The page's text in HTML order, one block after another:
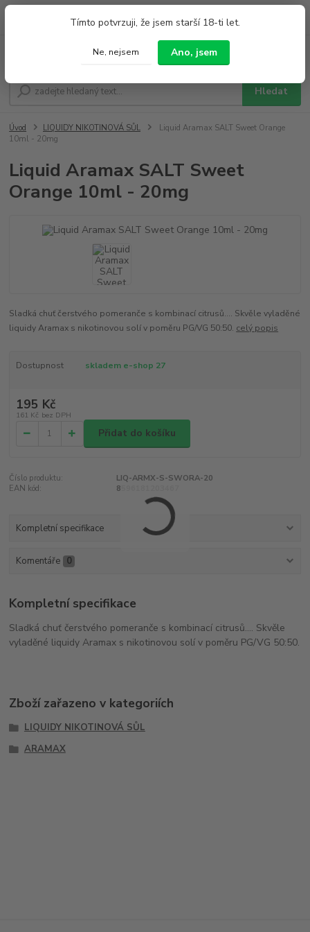
Tímto potvrzuji, že jsem starší 18-ti let.
Ne, nejsem Ano, jsem
Hledat
Po - Pá 9:00 - 19:00 So 9:00 - 14:00
Úvod LIQUIDY NIKOTINOVÁ SŮL
Liquid Aramax SALT Sweet Orange
10ml - 20mg
Liquid Aramax SALT Sweet
Orange 10ml - 20mg
Sladká chuť čerstvého pomeranče s kombinací citrusů.... Skvěle vyladěné
liquidy Aramax s nikotinovou solí v poměru PG/VG 50:50. celý popis
Dostupnost skladem e-shop 27
195 Kč
161 Kč bez DPH
Přidat do košíku
Číslo produktu:
LIQ-ARMX-S-SWORA-20
EAN kód:
8596181203467
Kompletní specifikace
Komentáře 0
Kompletní specifikace
Sladká chuť čerstvého pomeranče s kombinací citrusů.... Skvěle
vyladěné liquidy Aramax s nikotinovou solí v poměru PG/VG 50:50.
Zboží zařazeno v kategoriích
LIQUIDY NIKOTINOVÁ SŮL
ARAMAX